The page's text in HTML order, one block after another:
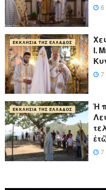
6
ΕΚΚΛΗΣΊΑ ΤΗΣ ΕΛΛΆΔΟΣ
Ι.
7
ΕΚΚΛΗΣΊΑ ΤΗΣ ΕΛΛΆΔΟΣ
Ἡ
7